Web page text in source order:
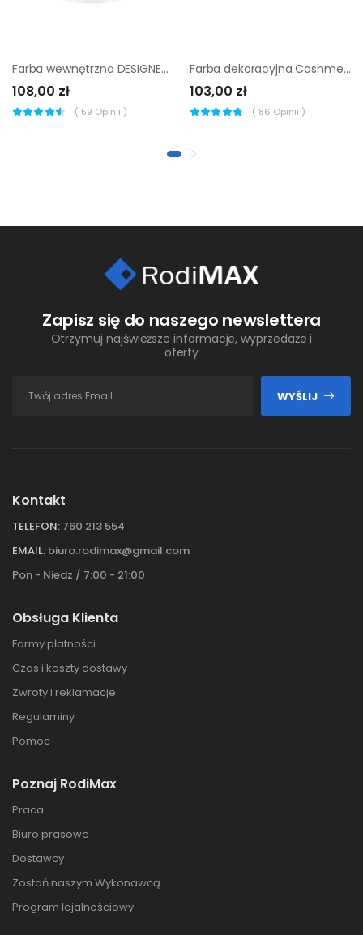
Farba wewnętrzna DESIGNER COLLECTION 2.5 l Trust BECKERS
108,00 zł
( 59 Opinii )
Farba dekoracyjna Cashmere Angora 1 l Jeger
103,00 zł
( 86 Opinii )
Zapisz się do naszego newslettera
Otrzymuj najświeższe informacje, wyprzedaże i
oferty
WYŚLIJ
Kontakt
TELEFON: 760 213 554
EMAIL: biuro.rodimax@gmail.com
Pon - Niedz / 7:00 - 21:00
Obsługa Klienta
Formy płatności
Czas i koszty dostawy
Zwroty i reklamacje
Regulaminy
Pomoc
Poznaj RodiMax
Praca
Biuro prasowe
Dostawcy
Zostań naszym Wykonawcą
Program lojalnościowy